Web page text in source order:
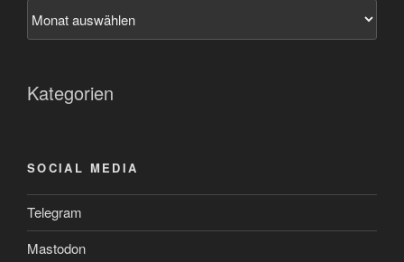
Kategorien
SOCIAL MEDIA
Telegram
Mastodon